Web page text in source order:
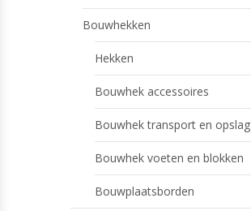
Bouwhekken
Hekken
Bouwhek accessoires
Bouwhek transport en opslag
Bouwhek voeten en blokken
Bouwplaatsborden